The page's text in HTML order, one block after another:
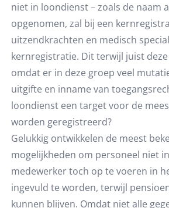
niet in loondienst – zoals de naam
opgenomen, zal bij een
uitzendkrachten en medisch
kernregistratie. Dit terwijl juist
omdat er in deze groep veel
uitgifte en inname van
loondienst een target voor de
worden geregistreerd?
Gelukkig ontwikkelen de meest
mogelijkheden om personeel niet
medewerker toch op te voeren in
ingevuld te worden, terwijl
kunnen blijven. Omdat niet alle